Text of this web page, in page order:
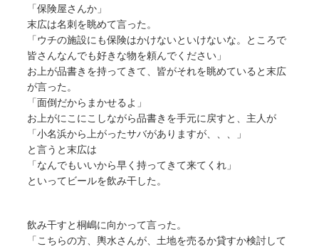
「保険屋さんか」
末広は名刺を眺めて言った。
「ウチの施設にも保険はかけないといけないな。ところで
皆さんなんでも好きな物を頼んでください」
お上が品書きを持ってきて、皆がそれを眺めていると末広
が言った。
「面倒だからまかせるよ」
お上がにこにこしながら品書きを手元に戻すと、主人が
「小名浜から上がったサバがありますが、、、」
と言うと末広は
「なんでもいいから早く持ってきて来てくれ」
といってビールを飲み干した。
飲み干すと桐嶋に向かって言った。
「こちらの方、輿水さんが、土地を売るか貸すか検討して